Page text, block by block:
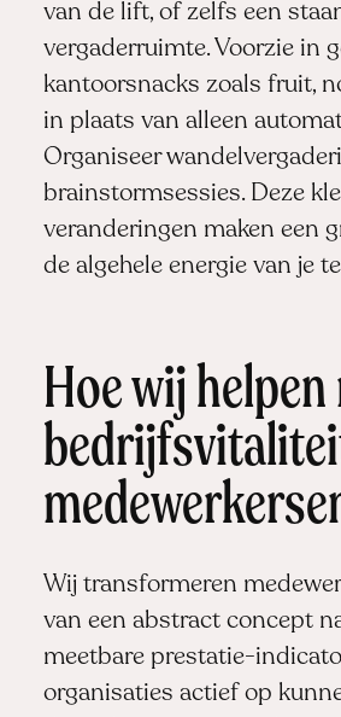
van de lift, of zelfs een
vergaderruimte. Voorzie in
kantoorsnacks zoals fruit,
in plaats van alleen
Organiseer
brainstormsessies. Deze
veranderingen maken een
de algehele energie van je
Hoe wij helpen
Wij transformeren
van een abstract concept
meetbare prestatie-
organisaties actief op